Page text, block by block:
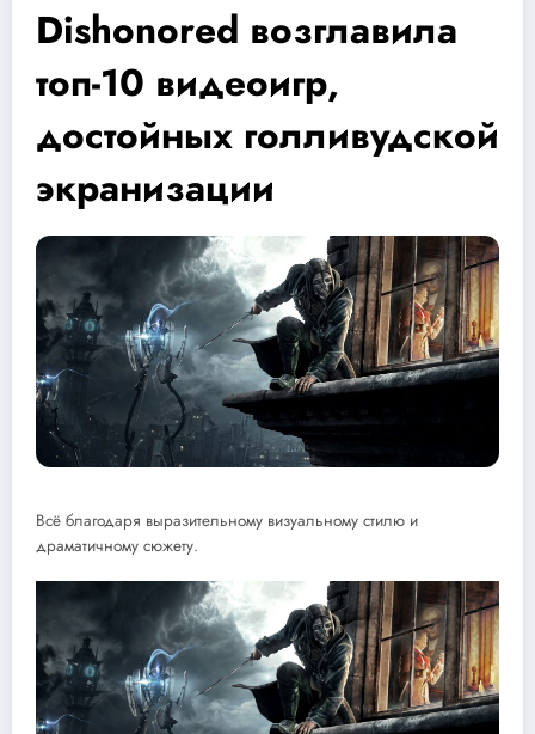
Dishonored возглавила
топ-10 видеоигр,
достойных голливудской
экранизации
Всё благодаря выразительному визуальному стилю и
драматичному сюжету.